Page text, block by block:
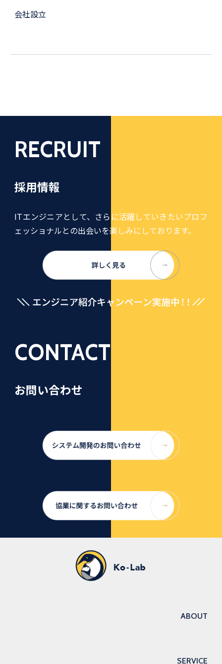
会社設立
RECRUIT
採用情報
ITエンジニアとして、さらに活躍していきたいプロフ
ェッショナルとの出会いを楽しみにしております。
CONTACT
お問い合わせ
ABOUT
SERVICE